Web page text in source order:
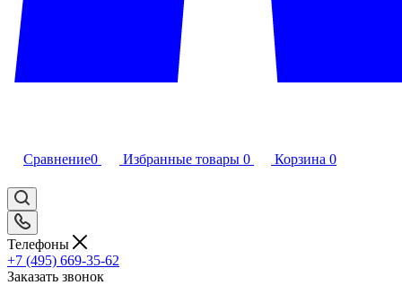
Сравнение0 Избранные товары 0 Корзина 0
Телефоны
+7 (495) 669-35-62
Заказать звонок